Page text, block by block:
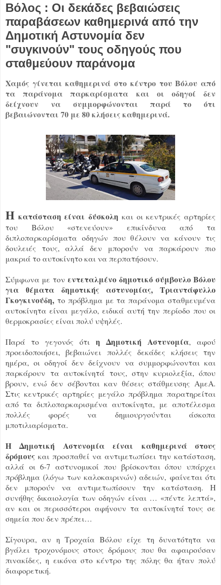
Βόλος : Οι δεκάδες βεβαιώσεις
παραβάσεων καθημερινά από την
Δημοτική Αστυνομία δεν
"συγκινούν" τους οδηγούς που
σταθμεύουν παράνομα
Χαμός γίνεται καθημερινά στο κέντρο του Βόλου από
τα παράνομα παρκαρίσματα και οι οδηγοί δεν
δείχνουν να συμμορφώνονται παρά το ότι
βεβαιώνονται 70 με 80 κλήσεις καθημερινά.
Η κατάσταση είναι δύσκολη και οι κεντρικές αρτηρίες
του Βόλου «στενεύουν» επικίνδυνα από τα
διπλοπαρκαρίσματα οδηγών που θέλουν να κάνουν τις
δουλειές τους, αλλά δεν μπορούν να παρκάρουν πιο
μακριά το αυτοκίνητο και να περπατήσουν.
Σύμφωνα με τον εντεταλμένο δημοτικό σύμβουλο Βόλου
για θέματα δημοτικής αστυνομίας, Τριαντάφυλλο
Γκογκινούδη, το πρόβλημα με τα παράνομα σταθμευμένα
αυτοκίνητα είναι μεγάλο, ειδικά αυτή την περίοδο που οι
θερμοκρασίες είναι πολύ υψηλές.
Παρά το γεγονός ότι η Δημοτική Αστυνομία, αφού
προειδοποιήσει, βεβαιώνει πολλές δεκάδες κλήσεις την
ημέρα, οι οδηγοί δεν δείχνουν να συμμορφώνονται και
παρκάρουν τα αυτοκίνητά τους, στην κυριολεξία, όπου
βρουν, ενώ δεν σέβονται καν θέσεις στάθμευσης ΑμεΑ.
Στις κεντρικές αρτηρίες μεγάλο πρόβλημα παρατηρείται
από τα διπλοπαρκαρισμένα αυτοκίνητα, με αποτέλεσμα
πολλές φορές να δημιουργούνται άσκοπα
μποτιλιαρίσματα.
Η Δημοτική Αστυνομία είναι καθημερινά στους
δρόμους και προσπαθεί να αντιμετωπίσει την κατάσταση,
αλλά οι 6-7 αστυνομικοί που βρίσκονται όπου υπάρχει
πρόβλημα (λόγω των καλοκαιρινών) αδειών, φαίνεται ότι
δεν μπορούν να αντιμετωπίσουν την κατάσταση. Η
συνήθης δικαιολογία των οδηγών είναι … «πέντε λεπτά»,
αν και οι περισσότεροι αφήνουν τα αυτοκίνητά τους σε
σημεία που δεν πρέπει…
Σίγουρα, αν η Τροχαία Βόλου είχε τη δυνατότητα να
βγάλει τροχονόμους στους δρόμους που θα αφαιρούσαν
πινακίδες, η εικόνα στο κέντρο της πόλης θα ήταν πολύ
διαφορετική.